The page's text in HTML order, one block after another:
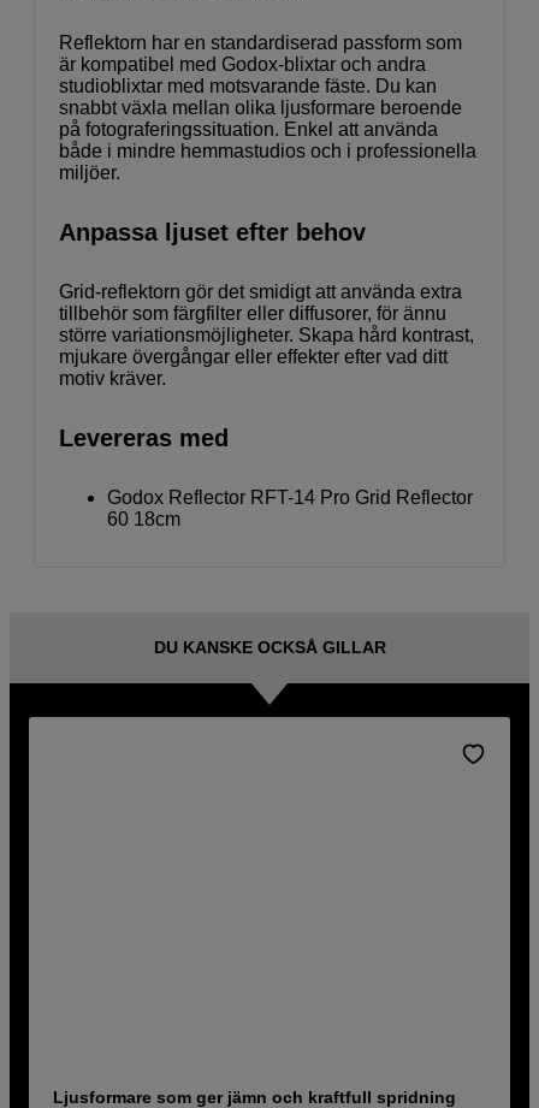
Reflektorn har en standardiserad passform som
är kompatibel med Godox-blixtar och andra
studioblixtar med motsvarande fäste. Du kan
snabbt växla mellan olika ljusformare beroende
på fotograferingssituation. Enkel att använda
både i mindre hemmastudios och i professionella
miljöer.
Anpassa ljuset efter behov
Grid-reflektorn gör det smidigt att använda extra
tillbehör som färgfilter eller diffusorer, för ännu
större variationsmöjligheter. Skapa hård kontrast,
mjukare övergångar eller effekter efter vad ditt
motiv kräver.
Levereras med
Godox Reflector RFT-14 Pro Grid Reflector
60 18cm
DU KANSKE OCKSÅ GILLAR
Ljusformare som ger jämn och kraftfull spridning